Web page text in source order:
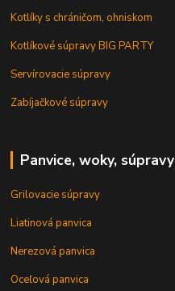
Kotlíky s chráničom, ohniskom
Kotlíkové súpravy BIG PARTY
Servírovacie súpravy
Zabíjačkové súpravy
Panvice, woky, súpravy
Grilovacie súpravy
Liatinová panvica
Nerezová panvica
Oceľová panvica